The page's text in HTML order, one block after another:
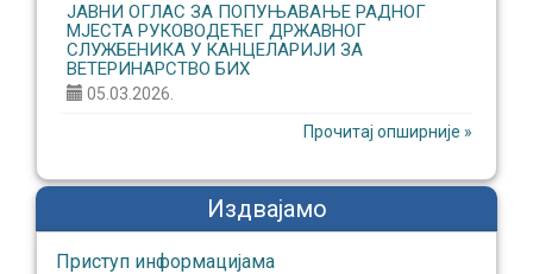
ЈАВНИ ОГЛАС ЗА ПОПУЊАВАЊЕ РАДНОГ
МЈЕСТА РУКОВОДЕЋЕГ ДРЖАВНОГ
СЛУЖБЕНИКА У КАНЦЕЛАРИЈИ ЗА
ВЕТЕРИНАРСТВО БИХ
05.03.2026.
Прочитај опширније »
Издвајамо
Приступ информaцијaмa